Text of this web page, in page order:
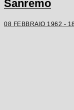
Sanremo
08 FEBBRAIO 1962 -